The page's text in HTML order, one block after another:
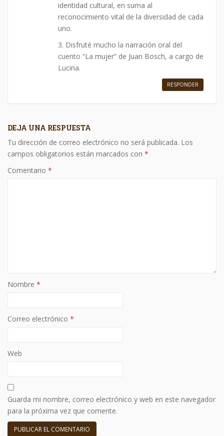
identidad cultural, en suma al
reconocimiento vital de la diversidad de cada
uno.
3. Disfruté mucho la narración oral del
cuento “La mujer” de Juan Bosch, a cargo de
Lucina.
RESPONDER
DEJA UNA RESPUESTA
Tu dirección de correo electrónico no será publicada. Los
campos obligatorios están marcados con *
Comentario *
Nombre *
Correo electrónico *
Web
Guarda mi nombre, correo electrónico y web en este navegador
para la próxima vez que comente.